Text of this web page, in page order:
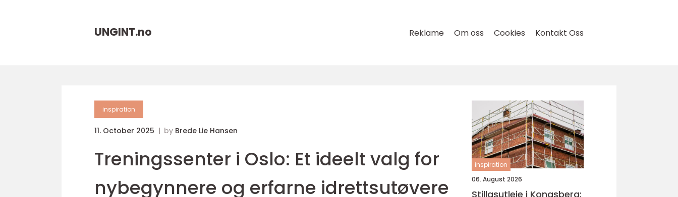
UNGINT.no Reklame Om oss Cookies Kontakt Oss
inspiration
11. October 2025 by Brede Lie Hansen
Treningssenter i Oslo: Et ideelt valg for
nybegynnere og erfarne idrettsutøvere
inspiration
06. August 2026
Stillasutleie i Kongsberg: